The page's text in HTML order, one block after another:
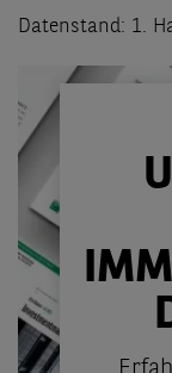
Datenstand: 1.